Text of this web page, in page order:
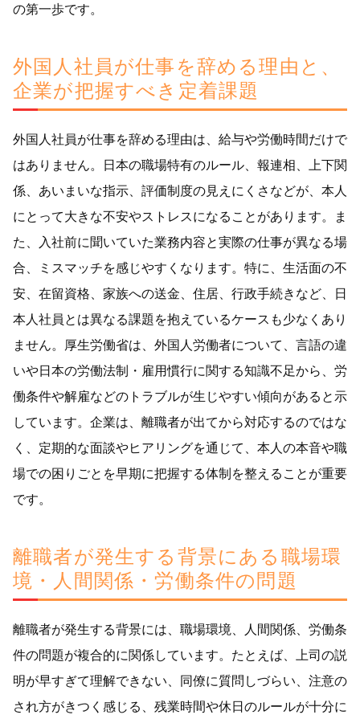
の第一歩です。
外国人社員が仕事を辞める理由と、
企業が把握すべき定着課題
外国人社員が仕事を辞める理由は、給与や労働時間だけで
はありません。日本の職場特有のルール、報連相、上下関
係、あいまいな指示、評価制度の見えにくさなどが、本人
にとって大きな不安やストレスになることがあります。ま
た、入社前に聞いていた業務内容と実際の仕事が異なる場
合、ミスマッチを感じやすくなります。特に、生活面の不
安、在留資格、家族への送金、住居、行政手続きなど、日
本人社員とは異なる課題を抱えているケースも少なくあり
ません。厚生労働省は、外国人労働者について、言語の違
いや日本の労働法制・雇用慣行に関する知識不足から、労
働条件や解雇などのトラブルが生じやすい傾向があると示
しています。企業は、離職者が出てから対応するのではな
く、定期的な面談やヒアリングを通じて、本人の本音や職
場での困りごとを早期に把握する体制を整えることが重要
です。
離職者が発生する背景にある職場環
境・人間関係・労働条件の問題
離職者が発生する背景には、職場環境、人間関係、労働条
件の問題が複合的に関係しています。たとえば、上司の説
明が早すぎて理解できない、同僚に質問しづらい、注意の
され方がきつく感じる、残業時間や休日のルールが十分に